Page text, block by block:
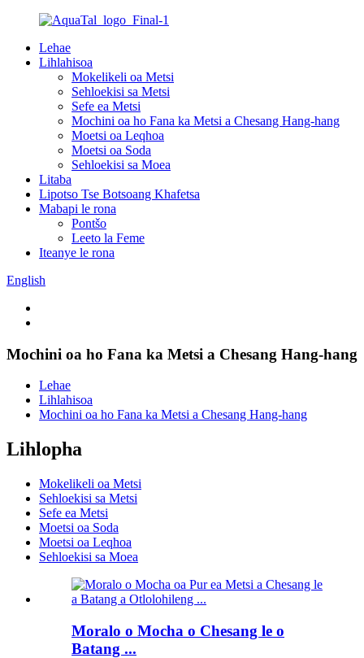
Lehae
Lihlahisoa
Mokelikeli oa Metsi
Sehloekisi sa Metsi
Sefe ea Metsi
Mochini oa ho Fana ka Metsi a Chesang Hang-hang
Moetsi oa Leqhoa
Moetsi oa Soda
Sehloekisi sa Moea
Litaba
Lipotso Tse Botsoang Khafetsa
Mabapi le rona
Pontšo
Leeto la Feme
Iteanye le rona
English
Mochini oa ho Fana ka Metsi a Chesang Hang-hang
Lehae
Lihlahisoa
Mochini oa ho Fana ka Metsi a Chesang Hang-hang
Lihlopha
Mokelikeli oa Metsi
Sehloekisi sa Metsi
Sefe ea Metsi
Moetsi oa Soda
Moetsi oa Leqhoa
Sehloekisi sa Moea
Moralo o Mocha o Chesang le o
Batang ...